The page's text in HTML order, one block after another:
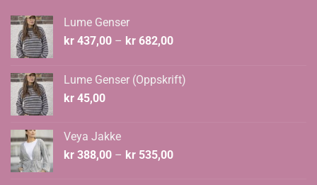
Lume Genser
kr 437,00 – kr 682,00Prisområde:
kr 682,00
Lume Genser (Oppskrift)
kr 45,00
Veya Jakke
kr 388,00 – kr 535,00Prisområde: